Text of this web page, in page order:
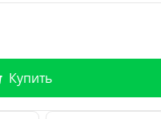
Купить